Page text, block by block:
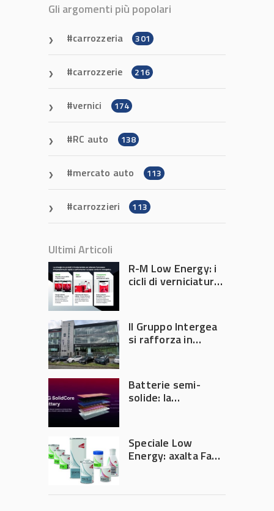
Gli argomenti più popolari
carrozzeria 301
carrozzerie 216
vernici 174
RC auto 138
mercato auto 113
carrozzieri 113
Ultimi Articoli
R-M Low Energy: i
cicli di verniciatura
tempi e costi in
carrozzeria
Il Gruppo Intergea
si rafforza in
Batterie semi-
solide: la
accelerare la
rivoluzione
dell’auto elettrica
Speciale Low
Energy: axalta Fast
riduce consumi